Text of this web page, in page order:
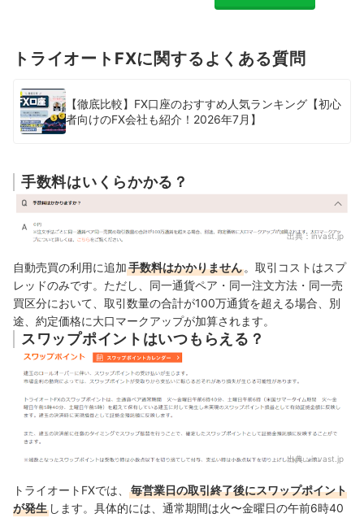
トライオートFXに関するよくある質問
【徹底比較】FX口座のおすすめ人気ランキング【初心
者向けのFX会社も紹介！2026年7月】
手数料はいくらかかる？
出典：invast.jp
自動売買の利用に追加手数料はかかりません 。取引コストはスプ
レッドのみです。ただし、同一通貨ペア・同一注文方法・同一売
買区分において、取引数量の合計が100万通貨を超える場合、別
途、約定価格に大口マークアップが加算されます。
スワップポイントはいつもらえる？
出典：invast.jp
トライオートFXでは、
毎営業日の取引終了後にスワップポイント
が発生 します。具体的には、通常期間は火〜金曜日の午前6時40